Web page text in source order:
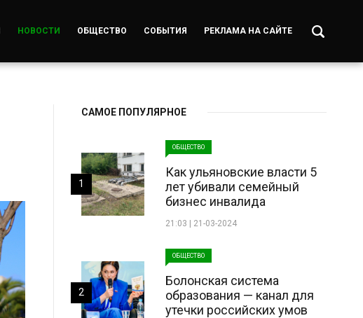
НОВОСТИ ОБЩЕСТВО СОБЫТИЯ РЕКЛАМА НА САЙТЕ
САМОЕ ПОПУЛЯРНОЕ
ОБЩЕСТВО
Как ульяновские власти 5
лет убивали семейный
бизнес инвалида
21:03 | 21-03-2024
1
ОБЩЕСТВО
Болонская система
образования — канал для
утечки российских умов
2